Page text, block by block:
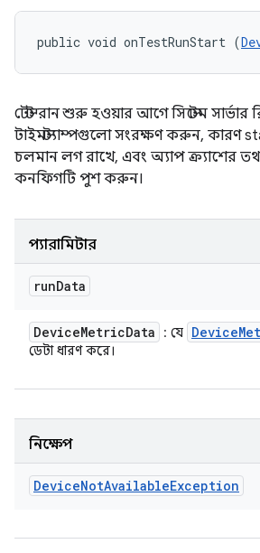
public void onTestRunStart (
টেস্ট রান শুরু হওয়ার আগে সিস্টেম সার্ভার
টাইমস্ট্যাম্পগুলো সংরক্ষণ করুন, কারণ
চলমান লগ রাখে, এবং অ্যাপ ক্র্যাশের
কনফিগটি পুশ করুন।
প্যারামিটার
runData
DeviceMetricData : যে Device
ডেটা ধারণ করে।
নিক্ষেপ
DeviceNotAvailableException